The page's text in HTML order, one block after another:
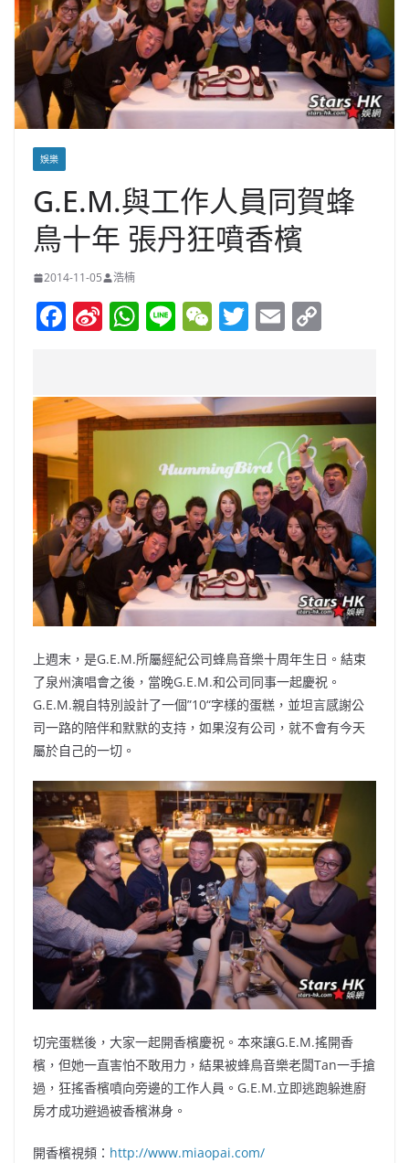
娛樂
G.E.M.與工作人員同賀蜂
鳥十年 張丹狂噴香檳
2014-11-05 浩楠
F
e
b
o
o
k
Si
W
ei
o
W
s
A
p
Li W
h
at
T
er
E
l y
Li
n
k
上週末，是G.E.M.所屬經紀公司蜂鳥音樂十周年生日。結束
了泉州演唱會之後，當晚G.E.M.和公司同事一起慶祝。
G.E.M.親自特別設計了一個”10“字樣的蛋糕，並坦言感謝公
司一路的陪伴和默默的支持，如果沒有公司，就不會有今天
屬於自己的一切。
切完蛋糕後，大家一起開香檳慶祝。本來讓G.E.M.搖開香
檳，但她一直害怕不敢用力，結果被蜂鳥音樂老闆Tan一手搶
過，狂搖香檳噴向旁邊的工作人員。G.E.M.立即逃跑躲進廚
房才成功避過被香檳淋身。
開香檳視頻： http://www.miaopai.com/